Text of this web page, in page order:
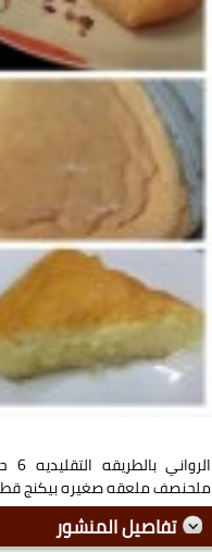
ملحنصف ملعقه صغيره بيكنج
تفاصيل المنشور